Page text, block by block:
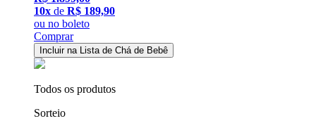
10x de R$ 189,90
ou no boleto
Comprar
Incluir na Lista de Chá de Bebê
Todos os produtos
Sorteio